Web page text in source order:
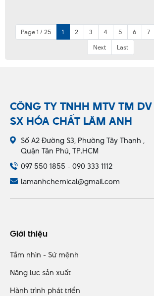
Page 1 / 25 1 2 3 4 5 6 7
Next
Last
CÔNG TY TNHH MTV TM DV
SX HÓA CHẤT LÂM ANH
Số A2 Đường S3, Phường Tây Thạnh ,
Quận Tân Phú, TP.HCM
097 550 1855 - 090 333 1112
lamanhchemical@gmail.com
Giới thiệu
Tầm nhìn - Sứ mệnh
Năng lực sản xuất
Hành trình phát triển